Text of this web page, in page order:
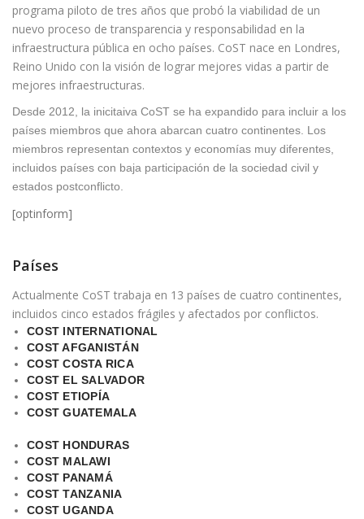
programa piloto de tres años que probó la viabilidad de un
nuevo proceso de transparencia y responsabilidad en la
infraestructura pública en ocho países. CoST nace en Londres,
Reino Unido con la visión de lograr mejores vidas a partir de
mejores infraestructuras.
Desde 2012, la inicitaiva CoST se ha expandido para incluir a los
países miembros que ahora abarcan cuatro continentes. Los
miembros representan contextos y economías muy diferentes,
incluidos países con baja participación de la sociedad civil y
estados postconflicto.
[optinform]
Países
Actualmente CoST trabaja en 13 países de cuatro continentes,
incluidos cinco estados frágiles y afectados por conflictos.
COST INTERNATIONAL
COST AFGANISTÁN
COST COSTA RICA
COST EL SALVADOR
COST ETIOPÍA
COST GUATEMALA
COST HONDURAS
COST MALAWI
COST PANAMÁ
COST TANZANIA
COST UGANDA